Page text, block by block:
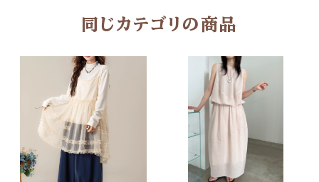
同じカテゴリの商品